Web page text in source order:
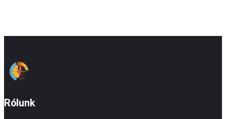
Rólunk